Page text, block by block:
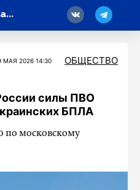
Россиянам рассказали о возможных штрафах за нахождение с голым торсом в парке
МАЯ 2026 14:30 ОБЩЕСТВО
силы ПВО
БПЛА
по московскому